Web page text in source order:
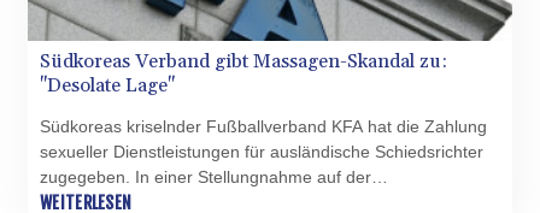
Südkoreas Verband gibt Massagen-Skandal zu:
"Desolate Lage"
Südkoreas kriselnder Fußballverband KFA hat die Zahlung
sexueller Dienstleistungen für ausländische Schiedsrichter
zugegeben. In einer Stellungnahme auf der
Verbandswebseite teilte die KFA mit: "Wir entschuldigen uns
WEITERLESEN